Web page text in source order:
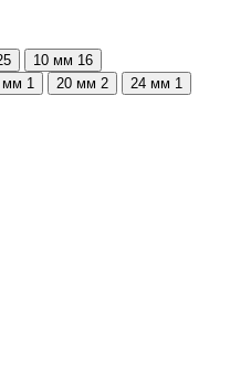
10 мм 16
мм 1 20 мм 2 24 мм 1